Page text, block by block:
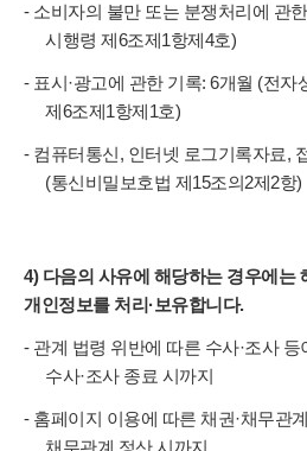
- 소비자의 불만 또는 분쟁처리에 관
시행령 제6조제1항제4호)
- 표시·광고에 관한 기록: 6개월 (전자
제6조제1항제1호)
- 컴퓨터통신, 인터넷 로그기록자료,
(통신비밀보호법 제15조의2제2항)
4) 다음의 사유에 해당하는 경우에는
개인정보를 처리·보유합니다.
- 관계 법령 위반에 따른 수사·조사
수사·조사 종료 시까지
- 홈페이지 이용에 따른 채권·채무관
채무관계 정산 시까지